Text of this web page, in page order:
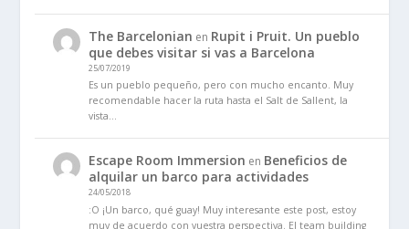
The Barcelonian en Rupit i Pruit. Un pueblo
que debes visitar si vas a Barcelona
25/07/2019
Es un pueblo pequeño, pero con mucho encanto. Muy
recomendable hacer la ruta hasta el Salt de Sallent, la
vista…
Escape Room Immersion en Beneficios de
alquilar un barco para actividades
24/05/2018
:O ¡Un barco, qué guay! Muy interesante este post, estoy
muy de acuerdo con vuestra perspectiva. El team building